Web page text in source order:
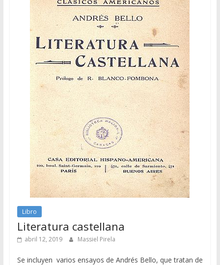
Libro
Literatura castellana
abril 12, 2019 Massiel Pirela
Se incluyen varios ensayos de Andrés Bello, que tratan de